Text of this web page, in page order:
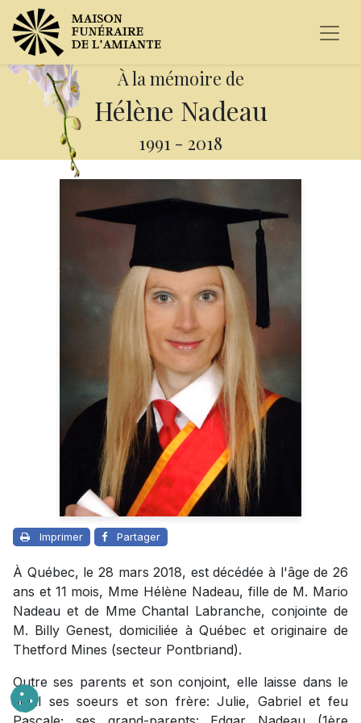
À la mémoire de
Hélène Nadeau
1991 - 2018
Imprimer Partager
À Québec, le 28 mars 2018, est décédée à l'âge de 26
ans et 11 mois, Mme Hélène Nadeau, fille de M. Mario
Nadeau et de Mme Chantal Labranche, conjointe de
M. Billy Genest, domiciliée à Québec et originaire de
Thetford Mines (secteur Pontbriand).
Outre ses parents et son conjoint, elle laisse dans le
deuil ses soeurs et son frère: Julie, Gabriel et feu